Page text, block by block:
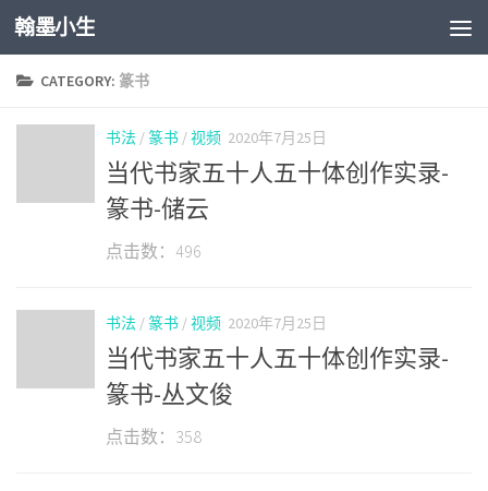
Skip to content
翰墨小生
CATEGORY: 篆书
书法 / 篆书 /视频 2020年7月25日
当代书家五十人五十体创作实录-
篆书-储云
点击数：496
书法 / 篆书 /视频 2020年7月25日
当代书家五十人五十体创作实录-
篆书-丛文俊
点击数：358